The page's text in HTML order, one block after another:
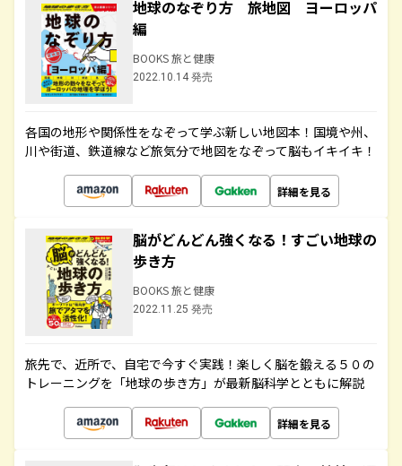
地球のなぞり方 旅地図 ヨーロッパ
編
BOOKS 旅と健康
2022.10.14 発売
各国の地形や関係性をなぞって学ぶ新しい地図本！国境や州、
川や街道、鉄道線など旅気分で地図をなぞって脳もイキイキ！
詳細を見る
脳がどんどん強くなる！すごい地球の
歩き方
BOOKS 旅と健康
2022.11.25 発売
旅先で、近所で、自宅で今すぐ実践！楽しく脳を鍛える５０の
トレーニングを「地球の歩き方」が最新脳科学とともに解説
詳細を見る